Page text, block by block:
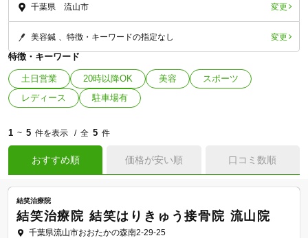
千葉県 流山市 変更
美容鍼 特徴・キーワードの指定なし 変更
特徴・キーワード
土日営業 20時以降OK 美容
スポーツ
レディース
駐車場有
1 ~ 5 件を表示 全 5 件
おすすめ順 価格が安い順 口コミ数順
結笑治療院
結笑治療院 結笑はりきゅう接骨院 流山院
千葉県流山市おおたかの森南2-29-25
「健康にはりを見た」